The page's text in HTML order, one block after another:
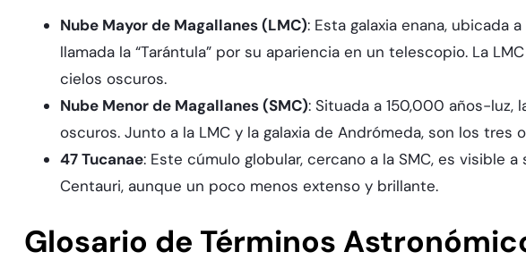
Nube Mayor de Magallanes (LMC): Esta galaxia enana, ubicada
llamada la “Tarántula” por su apariencia en un telescopio. La
cielos oscuros.
Nube Menor de Magallanes (SMC): Situada a 150,000 años-luz,
oscuros. Junto a la LMC y la galaxia de Andrómeda, son los
47 Tucanae: Este cúmulo globular, cercano a la SMC, es visible
Centauri, aunque un poco menos extenso y brillante.
Glosario de Términos